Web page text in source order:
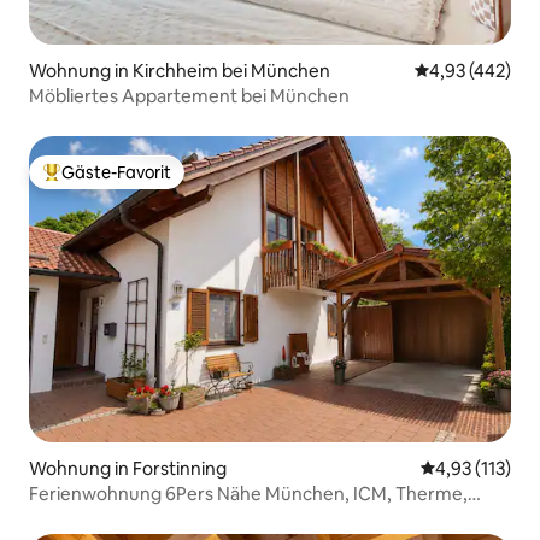
Wohnung in Kirchheim bei München
4,93 (442)
Möbliertes Appartement bei München
Beliebter Gäste-Favorit.
Gäste-Favorit
Wohnung in Forstinning
4,93 (113)
Ferienwohnung 6Pers Nähe München, ICM, Therme,